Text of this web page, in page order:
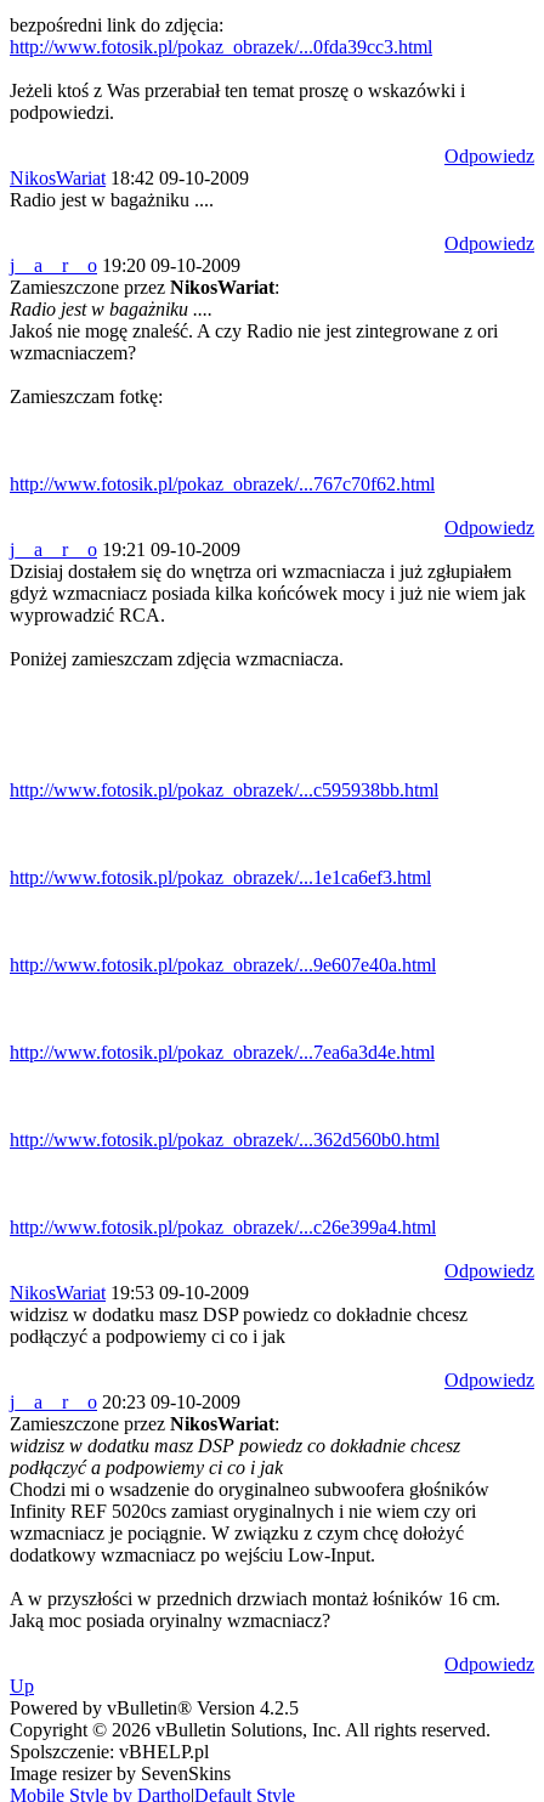
bezpośredni link do zdjęcia:
http://www.fotosik.pl/pokaz_obrazek/...0fda39cc3.html
Jeżeli ktoś z Was przerabiał ten temat proszę o wskazówki i
podpowiedzi.
Odpowiedz
NikosWariat 18:42 09-10-2009
Radio jest w bagażniku ....
Odpowiedz
j__a__r__o 19:20 09-10-2009
Zamieszczone przez NikosWariat:
Radio jest w bagażniku ....
Jakoś nie mogę znaleść. A czy Radio nie jest zintegrowane z ori
wzmacniaczem?
Zamieszczam fotkę:
http://www.fotosik.pl/pokaz_obrazek/...767c70f62.html
Odpowiedz
j__a__r__o 19:21 09-10-2009
Dzisiaj dostałem się do wnętrza ori wzmacniacza i już zgłupiałem
gdyż wzmacniacz posiada kilka końcówek mocy i już nie wiem jak
wyprowadzić RCA.
Poniżej zamieszczam zdjęcia wzmacniacza.
http://www.fotosik.pl/pokaz_obrazek/...c595938bb.html
http://www.fotosik.pl/pokaz_obrazek/...1e1ca6ef3.html
http://www.fotosik.pl/pokaz_obrazek/...9e607e40a.html
http://www.fotosik.pl/pokaz_obrazek/...7ea6a3d4e.html
http://www.fotosik.pl/pokaz_obrazek/...362d560b0.html
http://www.fotosik.pl/pokaz_obrazek/...c26e399a4.html
Odpowiedz
NikosWariat 19:53 09-10-2009
widzisz w dodatku masz DSP powiedz co dokładnie chcesz
podłączyć a podpowiemy ci co i jak
Odpowiedz
j__a__r__o 20:23 09-10-2009
Zamieszczone przez NikosWariat:
widzisz w dodatku masz DSP powiedz co dokładnie chcesz
podłączyć a podpowiemy ci co i jak
Chodzi mi o wsadzenie do oryginalneo subwoofera głośników
Infinity REF 5020cs zamiast oryginalnych i nie wiem czy ori
wzmacniacz je pociągnie. W związku z czym chcę dołożyć
dodatkowy wzmacniacz po wejściu Low-Input.
A w przyszłości w przednich drzwiach montaż łośników 16 cm.
Jaką moc posiada oryinalny wzmacniacz?
Odpowiedz
Up
Powered by vBulletin® Version 4.2.5
Copyright © 2026 vBulletin Solutions, Inc. All rights reserved.
Spolszczenie: vBHELP.pl
Image resizer by SevenSkins
Mobile Style by Dartho|Default Style